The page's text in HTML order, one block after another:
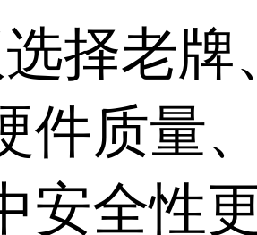
择老
件质量
安全性